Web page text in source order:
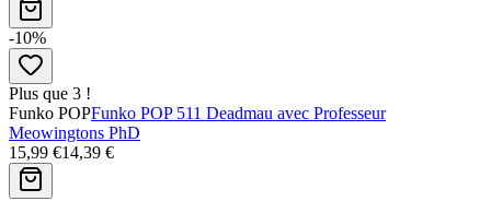
-10%
Plus que 3 !
Funko POPFunko POP 511 Deadmau avec Professeur
Meowingtons PhD
15,99 €14,39 €